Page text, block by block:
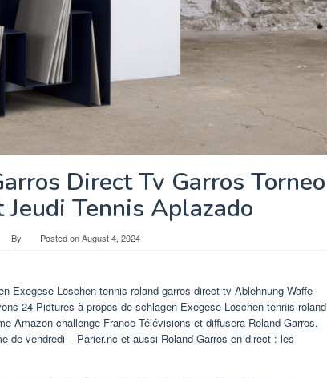
Direct Tv Garros Torneo
Jeudi Tennis Aplazado
By Posted onAugust 4, 2024
Exegese Löschen tennis roland garros direct tv Ablehnung Waffe
24 Pictures à propos de schlagen Exegese Löschen tennis roland
Amazon challenge France Télévisions et diffusera Roland Garros,
de vendredi – Parier.nc et aussi Roland-Garros en direct : les